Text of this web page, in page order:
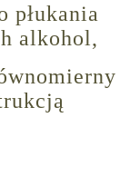
płukania
alkohol,